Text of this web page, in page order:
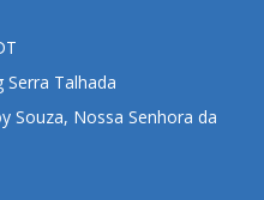
Serra Talhada
Souza, Nossa Senhora da